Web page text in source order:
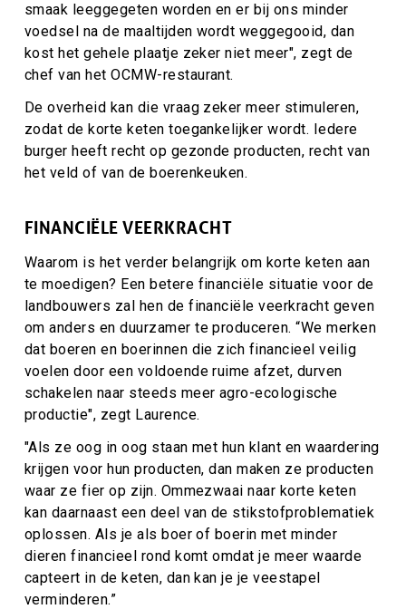
smaak leeggegeten worden en er bij ons minder
voedsel na de maaltijden wordt weggegooid, dan
kost het gehele plaatje zeker niet meer", zegt de
chef van het OCMW-restaurant.
De overheid kan die vraag zeker meer stimuleren,
zodat de korte keten toegankelijker wordt. Iedere
burger heeft recht op gezonde producten, recht van
het veld of van de boerenkeuken.
FINANCIËLE VEERKRACHT
Waarom is het verder belangrijk om korte keten aan
te moedigen? Een betere financiële situatie voor de
landbouwers zal hen de financiële veerkracht geven
om anders en duurzamer te produceren. “We merken
dat boeren en boerinnen die zich financieel veilig
voelen door een voldoende ruime afzet, durven
schakelen naar steeds meer agro-ecologische
productie", zegt Laurence.
"Als ze oog in oog staan met hun klant en waardering
krijgen voor hun producten, dan maken ze producten
waar ze fier op zijn. Ommezwaai naar korte keten
kan daarnaast een deel van de stikstofproblematiek
oplossen. Als je als boer of boerin met minder
dieren financieel rond komt omdat je meer waarde
capteert in de keten, dan kan je je veestapel
verminderen.”